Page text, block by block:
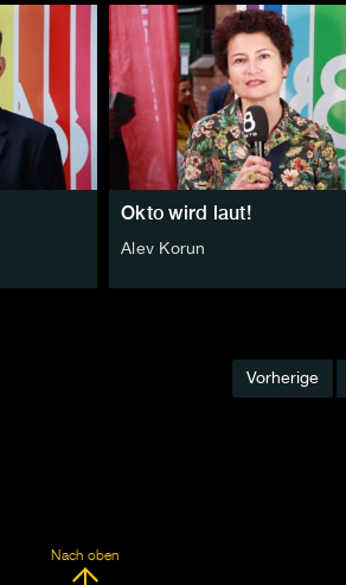
Okto wird laut!
Alev Korun
Vorherige
Nach oben